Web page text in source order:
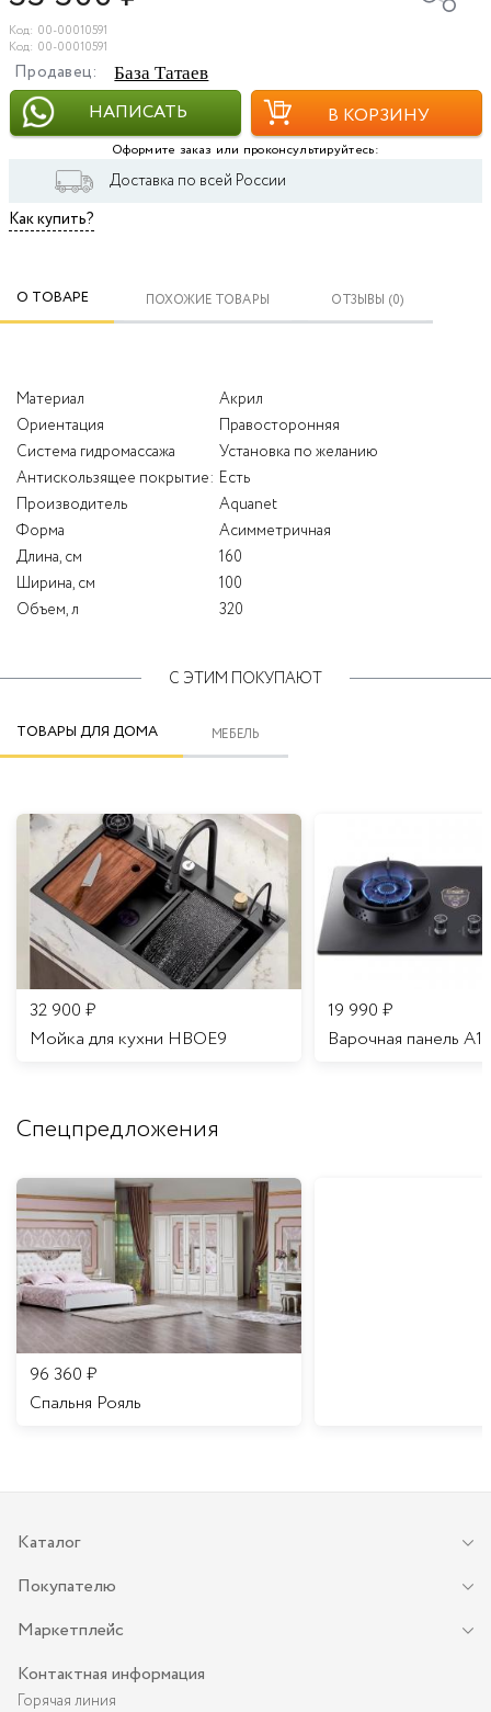
Код: 00-00010591
Код: 00-00010591
Продавец: База Татаев
НАПИСАТЬ В КОРЗИНУ
Оформите заказ или проконсультируйтесь:
Доставка по всей России
Как купить?
О ТОВАРЕ ПОХОЖИЕ ТОВАРЫ ОТЗЫВЫ (0)
Материал
Акрил
Ориентация
Правосторонняя
Система гидромассажа
Установка по желанию
Антискользящее покрытие: Есть
Производитель
Aquanet
Форма
Асимметричная
Длина, см
160
Ширина, см
100
Объем, л
320
С ЭТИМ ПОКУПАЮТ
ТОВАРЫ ДЛЯ ДОМА МЕБЕЛЬ
32 900 ₽
Мойка для кухни HBOE9
19 990 ₽
Варочная панель A16
Спецпредложения
96 360 ₽
Спальня Рояль
Каталог
Покупателю
Маркетплейс
Контактная информация
Горячая линия